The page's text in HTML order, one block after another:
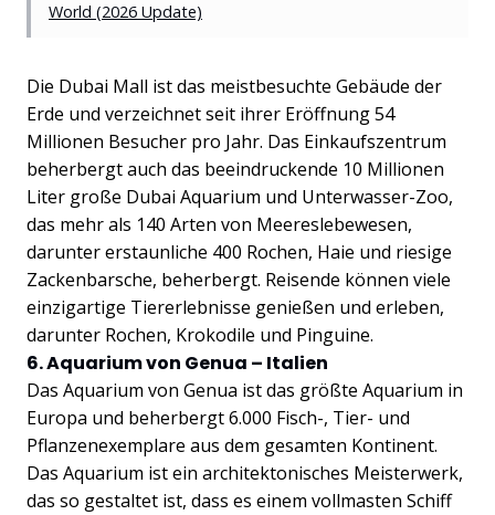
World (2026 Update)
Die Dubai Mall ist das meistbesuchte Gebäude der
Erde und verzeichnet seit ihrer Eröffnung 54
Millionen Besucher pro Jahr. Das Einkaufszentrum
beherbergt auch das beeindruckende 10 Millionen
Liter große Dubai Aquarium und Unterwasser-Zoo,
das mehr als 140 Arten von Meereslebewesen,
darunter erstaunliche 400 Rochen, Haie und riesige
Zackenbarsche, beherbergt. Reisende können viele
einzigartige Tiererlebnisse genießen und erleben,
darunter Rochen, Krokodile und Pinguine.
6. Aquarium von Genua – Italien
Das Aquarium von Genua ist das größte Aquarium in
Europa und beherbergt 6.000 Fisch-, Tier- und
Pflanzenexemplare aus dem gesamten Kontinent.
Das Aquarium ist ein architektonisches Meisterwerk,
das so gestaltet ist, dass es einem vollmasten Schiff